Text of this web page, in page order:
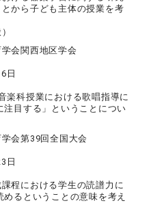
から子ども主体の授業を考
会関西地区学会
日
楽科授業における歌唱指導に
目する」ということについ
会第39回全国大会
日
程における学生の読譜力に
るということの意味を考え